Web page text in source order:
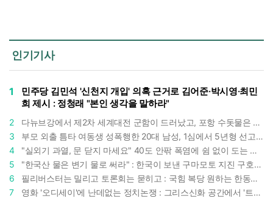
인기기사
1
민주당 김민석 '신천지 개입' 의혹 근거로 김어준·박시영·최민
희 제시 : 정청래 "본인 생각을 말하라"
2
다뉴브강에서 제2차 세계대전 군함이 드러났고, 포항 수돗물은 갑자기 짜졌다 : 폭염·가뭄이 만든 낯선 풍경
3
부모 외출 틈타 여동생 성폭행한 20대 남성, 1심에서 5년형 선고 : 친족 간 '암수범죄'의 심각성
4
"실외기 과열, 문 닫지 마세요" 40도 안팎 폭염에 쉼 없이 도는 에어컨 : 화재 위험 경고등!
5
"한국산 물은 변기 물로 써라" : 한국이 보낸 구마모토 지진 구호품에 한 일본인의 '어처구니 없는' 반응
6
필리버스터는 밀리고 토론회는 묻히고 : 국힘 복당 원하는 한동훈, '검사 정치'의 한계만 드러내나
7
영화 '오디세이'에 난데없는 정치논쟁 : 그리스신화 공간에서 '트럼프 전쟁의 참혹함'이 보인다